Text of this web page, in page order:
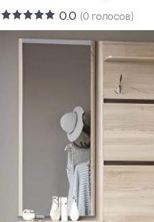
0.0 (0 голосов)